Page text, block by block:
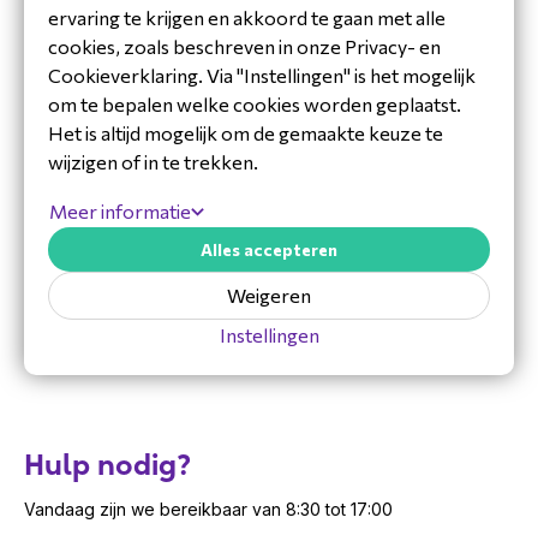
waardoor ze een vertrouwde naam zijn in de
wereld van technologie en communicatie.
Specificaties Cisco HS-W-322Q-C-
USBC
Connectiviteit: USBA-aansluiting voor
eenvoudige en universele compatibiliteit
Gewicht: 127 gram
Draadlengte: 2.3 meter
Speaker grootte: 30mm
Uni-directional ECM noise-canceling mic
Ontwerp met verstelbare hoofdband en
Desk Series
Accessoires en toevoegingen
Techniek
Headsets
Hulp nodig?
Vandaag zijn we bereikbaar van 8:30 tot 17:00
ervaring te krijgen en akkoord te gaan met alle
cookies, zoals beschreven in onze Privacy- en
Cookieverklaring. Via "Instellingen" is het mogelijk
om te bepalen welke cookies worden geplaatst.
Het is altijd mogelijk om de gemaakte keuze te
wijzigen of in te trekken.
Meer informatie
Instellingen
Weigeren
Alles accepteren